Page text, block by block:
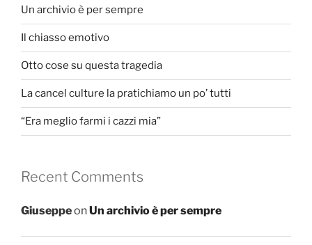
Un archivio è per sempre
Il chiasso emotivo
Otto cose su questa tragedia
La cancel culture la pratichiamo un po’ tutti
“Era meglio farmi i cazzi mia”
Recent Comments
GiuseppeonUn archivio è per sempre